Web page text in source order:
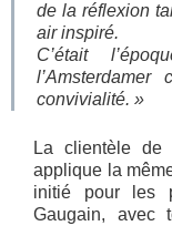
de la réflexion
air inspiré.
C’était
convivialité. »
La clientèle de
applique la
initié pour les
Gaugain, avec